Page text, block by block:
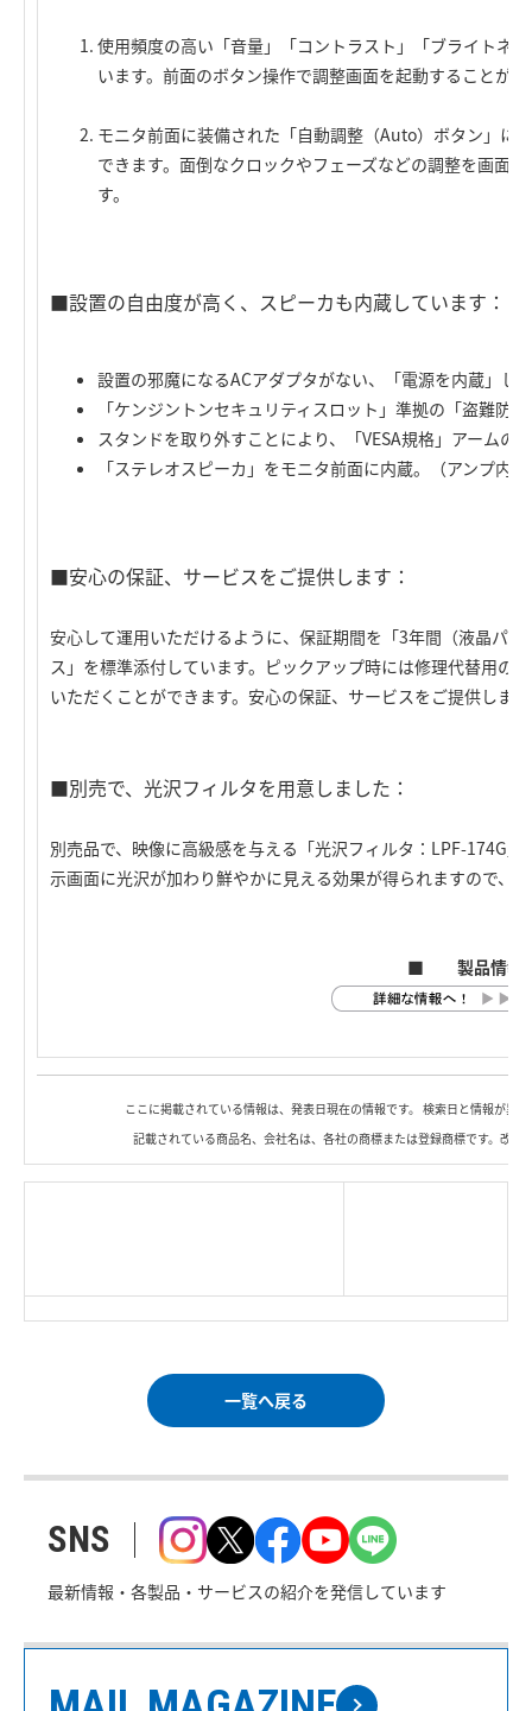
使用頻度の高い「音量」「コントラスト」「ブライトネ
います。前面のボタン操作で調整画面を起動することが
モニタ前面に装備された「自動調整（Auto）ボタン」に
できます。面倒なクロックやフェーズなどの調整を画面
す。
■設置の自由度が高く、スピーカも内蔵しています：
設置の邪魔になるACアダプタがない、「電源を内蔵」し
「ケンジントンセキュリティスロット」準拠の「盗難防
スタンドを取り外すことにより、「VESA規格」アームの
「ステレオスピーカ」をモニタ前面に内蔵。（アンプ内
■安心の保証、サービスをご提供します：
安心して運用いただけるように、保証期間を「3年間（液晶パ
ス」を標準添付しています。ピックアップ時には修理代替用の
いただくことができます。安心の保証、サービスをご提供しま
■別売で、光沢フィルタを用意しました：
別売品で、映像に高級感を与える「光沢フィルタ：LPF-174G
示画面に光沢が加わり鮮やかに見える効果が得られますので、
■ 製品情
ここに掲載されている情報は、発表日現在の情報です。 検索日と情報が異
記載されている商品名、会社名は、各社の商標または登録商標です。改
一覧へ戻る
SNS
最新情報・各製品・サービスの紹介を発信しています